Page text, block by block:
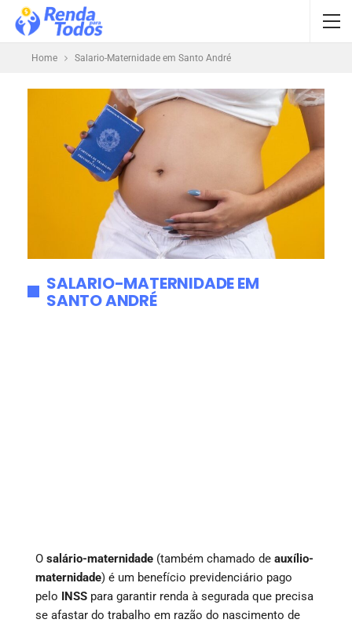
Home Salario-Maternidade em Santo André
SALARIO-MATERNIDADE EM
SANTO ANDRÉ
O salário-maternidade (também chamado de auxílio-
maternidade) é um benefício previdenciário pago
pelo INSS para garantir renda à segurada que precisa
se afastar do trabalho em razão do nascimento de